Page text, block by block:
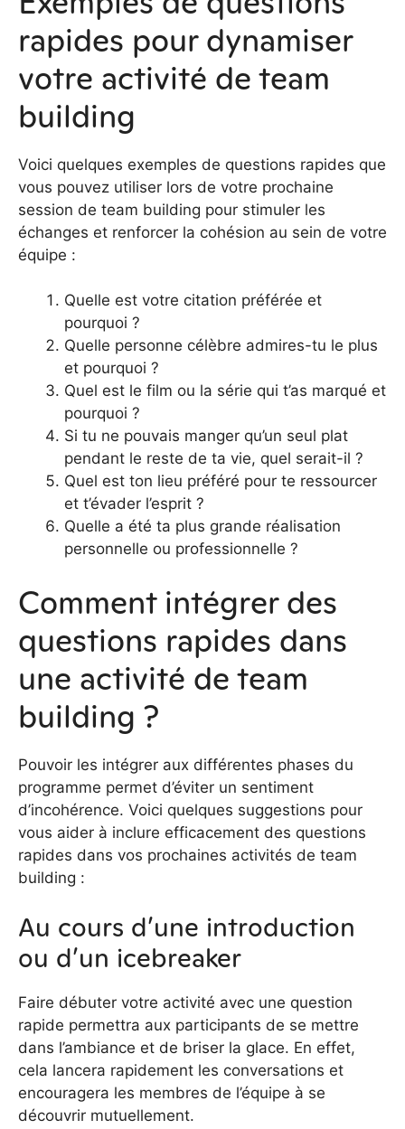
rapides pour dynamiser
votre activité de team
building
Voici quelques exemples de questions rapides que
vous pouvez utiliser lors de votre prochaine
session de team building pour stimuler les
échanges et renforcer la cohésion au sein de votre
équipe :
Quelle est votre citation préférée et
pourquoi ?
Quelle personne célèbre admires-tu le plus
et pourquoi ?
Quel est le film ou la série qui t’as marqué et
pourquoi ?
Si tu ne pouvais manger qu’un seul plat
pendant le reste de ta vie, quel serait-il ?
Quel est ton lieu préféré pour te ressourcer
et t’évader l’esprit ?
Quelle a été ta plus grande réalisation
personnelle ou professionnelle ?
Comment intégrer des
questions rapides dans
une activité de team
building ?
Pouvoir les intégrer aux différentes phases du
programme permet d’éviter un sentiment
d’incohérence. Voici quelques suggestions pour
vous aider à inclure efficacement des questions
rapides dans vos prochaines activités de team
building :
Au cours d’une introduction
ou d’un icebreaker
Faire débuter votre activité avec une question
rapide permettra aux participants de se mettre
dans l’ambiance et de briser la glace. En effet,
cela lancera rapidement les conversations et
encouragera les membres de l’équipe à se
découvrir mutuellement.